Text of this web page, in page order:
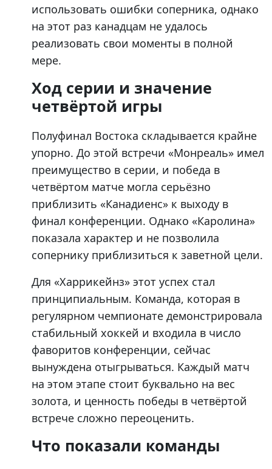
использовать ошибки соперника, однако
на этот раз канадцам не удалось
реализовать свои моменты в полной
мере.
Ход серии и значение
четвёртой игры
Полуфинал Востока складывается крайне
упорно. До этой встречи «Монреаль» имел
преимущество в серии, и победа в
четвёртом матче могла серьёзно
приблизить «Канадиенс» к выходу в
финал конференции. Однако «Каролина»
показала характер и не позволила
сопернику приблизиться к заветной цели.
Для «Харрикейнз» этот успех стал
принципиальным. Команда, которая в
регулярном чемпионате демонстрировала
стабильный хоккей и входила в число
фаворитов конференции, сейчас
вынуждена отыгрываться. Каждый матч
на этом этапе стоит буквально на вес
золота, и ценность победы в четвёртой
встрече сложно переоценить.
Что показали команды